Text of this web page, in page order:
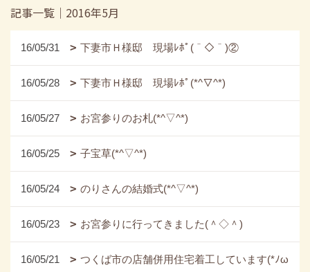
記事一覧｜2016年5月
16/05/31 下妻市Ｈ様邸 現場ﾚﾎﾟ(＾◇＾)②
16/05/28 下妻市Ｈ様邸 現場ﾚﾎﾟ(*^▽^*)
16/05/27 お宮参りのお札(*^▽^*)
16/05/25 子宝草(*^▽^*)
16/05/24 のりさんの結婚式(*^▽^*)
16/05/23 お宮参りに行ってきました(＾◇＾)
16/05/21
つくば市の店舗併用住宅着工しています(*ﾉω